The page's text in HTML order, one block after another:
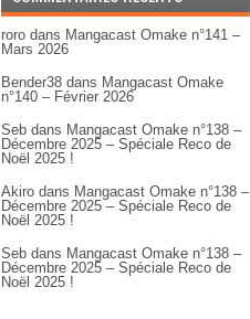
roro dans Mangacast Omake n°141 –
Mars 2026
Bender38 dans Mangacast Omake
n°140 – Février 2026
Seb dans Mangacast Omake n°138 –
Décembre 2025 – Spéciale Reco de
Noël 2025 !
Akiro dans Mangacast Omake n°138 –
Décembre 2025 – Spéciale Reco de
Noël 2025 !
Seb dans Mangacast Omake n°138 –
Décembre 2025 – Spéciale Reco de
Noël 2025 !